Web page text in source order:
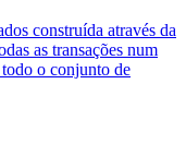
construída através da
as transações num
o conjunto de